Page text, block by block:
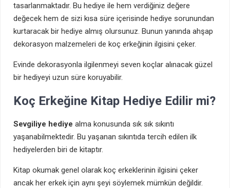
tasarlanmaktadır. Bu hediye ile hem verdiğiniz değere
değecek hem de sizi kısa süre içerisinde hediye sorunundan
kurtaracak bir hediye almış olursunuz. Bunun yanında ahşap
dekorasyon malzemeleri de koç erkeğinin ilgisini çeker.
Evinde dekorasyonla ilgilenmeyi seven koçlar alınacak güzel
bir hediyeyi uzun süre koruyabilir.
Koç Erkeğine Kitap Hediye Edilir mi?
Sevgiliye hediye alma konusunda sık sık sıkıntı
yaşanabilmektedir. Bu yaşanan sıkıntıda tercih edilen ilk
hediyelerden biri de kitaptır.
Kitap okumak genel olarak koç erkeklerinin ilgisini çeker
ancak her erkek için aynı şeyi söylemek mümkün değildir.